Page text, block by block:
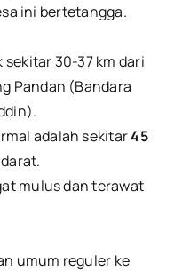
ini bertetangga.
30-37 km dari
Pandan (Bandara
adalah sekitar45
mulus dan terawat
umum reguler ke